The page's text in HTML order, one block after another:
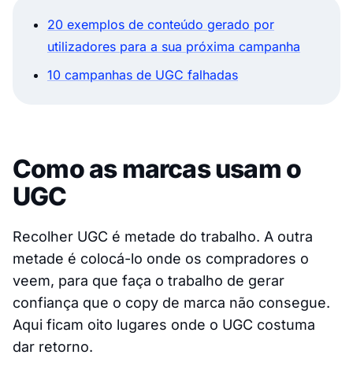
20 exemplos de conteúdo gerado por
utilizadores para a sua próxima campanha
10 campanhas de UGC falhadas
Como as marcas usam o
UGC
Recolher UGC é metade do trabalho. A outra
metade é colocá-lo onde os compradores o
veem, para que faça o trabalho de gerar
confiança que o copy de marca não consegue.
Aqui ficam oito lugares onde o UGC costuma
dar retorno.